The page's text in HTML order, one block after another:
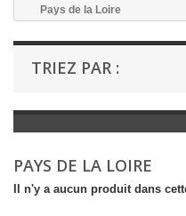
LIVRES : LITTÉRATURE
LIVRES : JEUNESSE
LIVRES ANCIENS AVANT 1900
Pays de la Loire
TRIEZ PAR :
PAYS DE LA LOIRE
Il n'y a aucun produit dans